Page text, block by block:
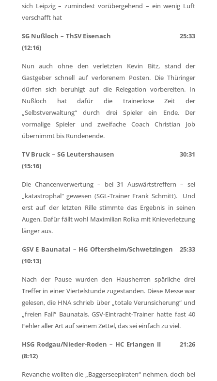
sich Leipzig – zumindest vorübergehend – ein wenig Luft
verschafft hat
SG Nußloch – ThSV Eisenach 25:33
(12:16)
Nun auch ohne den verletzten Kevin Bitz, stand der
Gastgeber schnell auf verlorenem Posten. Die Thüringer
dürfen sich beruhigt auf die Relegation vorbereiten. In
Nußloch hat dafür die trainerlose Zeit der
„Selbstverwaltung“ durch drei Spieler ein Ende. Der
vormalige Spieler und zweifache Coach Christian Job
übernimmt bis Rundenende.
TV Bruck – SG Leutershausen 30:31
(15:16)
Die Chancenverwertung – bei 31 Auswärtstreffern – sei
„katastrophal“ gewesen (SGL-Trainer Frank Schmitt). Und
erst auf der letzten Rille stimmte das Ergebnis in seinen
Augen. Dafür fällt wohl Maximilian Rolka mit Knieverletzung
länger aus.
GSV E Baunatal – HG Oftersheim/Schwetzingen 25:33
(10:13)
Nach der Pause wurden den Hausherren spärliche drei
Treffer in einer Viertelstunde zugestanden. Diese Messe war
gelesen, die HNA schrieb über „totale Verunsicherung“ und
„freien Fall“ Baunatals. GSV-Eintracht-Trainer hatte fast 40
Fehler aller Art auf seinem Zettel, das sei einfach zu viel.
HSG Rodgau/Nieder-Roden – HC Erlangen II 21:26
(8:12)
Revanche wollten die „Baggerseepiraten“ nehmen, doch bei